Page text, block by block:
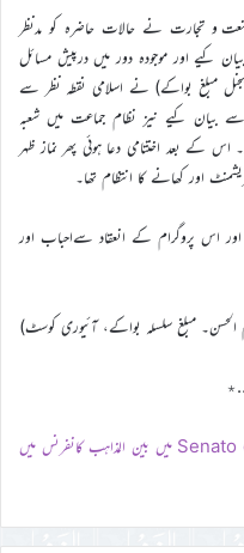
و تجارت نے حالات حاضرہ کو مدنظر
کيے اور موجودہ دور میں درپیش مسائل
مبلغ بواکے) نے اسلامی نقطہ نظر سے
بیان کيے نیز نظام جماعت میں شعبہ
کے بعد اختتامی دعا ہوئی پھر نماز ظہر
اور کھانے کا انتظام تھا۔
اور اس پروگرام کے انعقاد سےاحباب اور
مبلغ سلسلہ بواکے، آئیوری کوسٹ)
اٹلی میں Senato della Repubblica میں بین المذاہب کانفرنس میں